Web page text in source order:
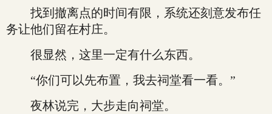
找到撤离点的时间有限，系统还刻意发布任
务让他们留在村庄。
很显然，这里一定有什么东西。
“你们可以先布置，我去祠堂看一看。”
夜林说完，大步走向祠堂。